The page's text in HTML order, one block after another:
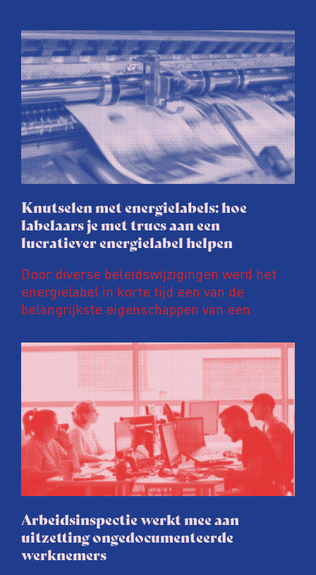
Knutselen met energielabels: hoe
labelaars je met trucs aan een
lucratiever energielabel helpen
Door diverse beleidswijzigingen werd het
energielabel in korte tijd een van de
belangrijkste eigenschappen van een
prijs van een huis en huurinkomsten met
tienduizenden euro’s opschroeven. Daar
wordt door energielabelaars en
vastgoedpartijen gretig op ingespeeld, blijkt
uit onderzoek van het FD. Tienduizenden
labels vallen op dubieuze wijze nét in een
groenere labelletter.
Arbeidsinspectie werkt mee aan
uitzetting ongedocumenteerde
werknemers